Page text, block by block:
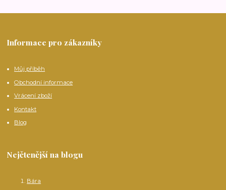
Informace pro zákazníky
Můj příběh
Obchodní informace
Vrácení zboží
Kontakt
Blog
Nejčtenější na blogu
Bára